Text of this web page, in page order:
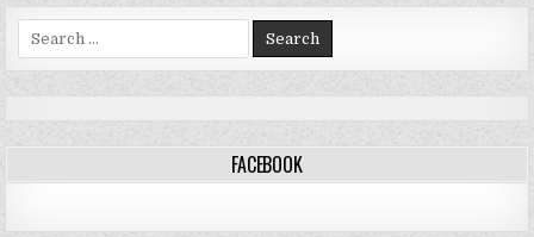
Search
for:
FACEBOOK